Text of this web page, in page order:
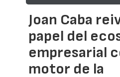
Joan Caba
papel del
empresarial
motor de la